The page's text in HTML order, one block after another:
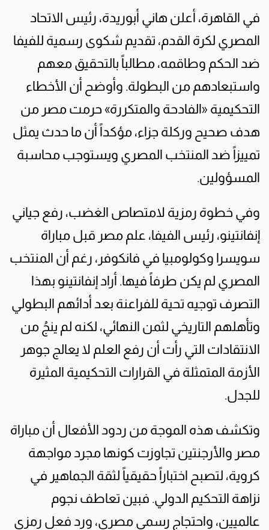
في القاهرة، أعلن هاني أبوريدة، رئيس الاتحاد
المصري لكرة القدم، تقديم شكوى رسمية للفيفا
ضد الحكم وطاقمه، مطالباً بالتحقيق معهم
واستبعادهم من البطولة. وأوضح أن الأخطاء
التحكيمية «الفادحة والمتكررة» حرمت مصر من
هدف صحيح وركلة جزاء، مؤكداً أن ما حدث يمثل
تمييزاً ضد المنتخب المصري ويستوجب محاسبة
المسؤولين.
وفي خطوة رمزية لامتصاص الغضب، رفع جياني
إنفانتينو، رئيس الفيفا، علم مصر قبل مباراة
سويسرا وكولومبيا في فانكوفر، رغم أن المنتخب
المصري لم يكن طرفاً فيها. أراد إنفانتينو بهذا
التصرف توجيه تحية للفراعنة بعد أدائهم البطولي
وتأهلهم التاريخي لثمن النهائي، لكنه لم ينجُ من
الانتقادات التي رأت أن رفع العلم لا يعالج جوهر
الأزمة المتمثلة في القرارات التحكيمية المثيرة
للجدل.
وتكشف هذه الموجة من ردود الأفعال أن مباراة
مصر والأرجنتين تجاوزت كونها مجرد مواجهة
كروية، لتصبح اختباراً حقيقياً لثقة الجماهير في
نزاهة التحكيم الدولي. فبين تعاطف نجوم
عالميين، واحتجاج رسمي مصري، ورد فعل رمزي